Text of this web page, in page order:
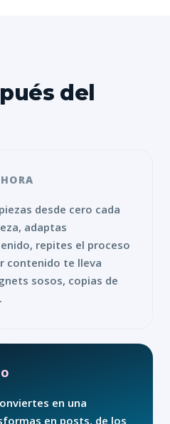
del
desde cero cada
adaptas
repites el proceso
contenido te lleva
sosos, copias de
en una
en posts, de los